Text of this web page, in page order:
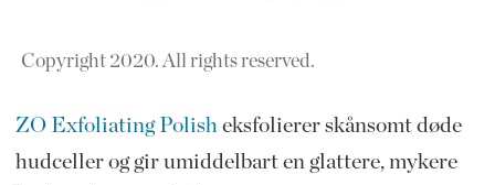
Copyright 2020. All rights reserved.
ZO Exfoliating Polish eksfolierer skånsomt døde
hudceller og gir umiddelbart en glattere, mykere